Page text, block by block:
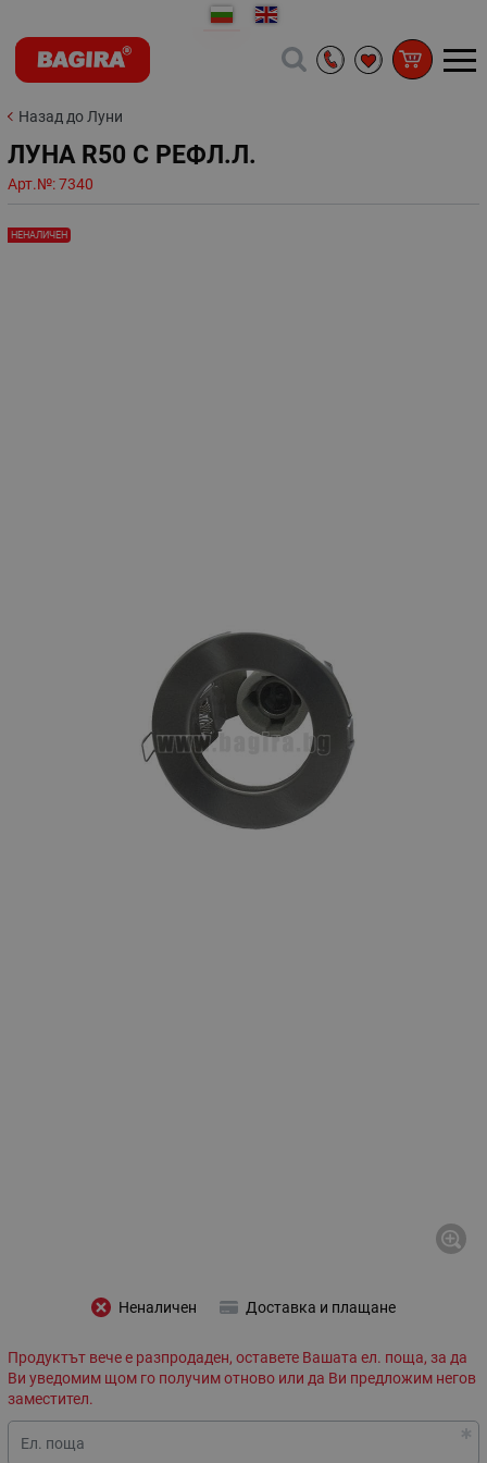
Назад до Луни
ЛУНА R50 С РЕФЛ.Л.
Арт.№:7340
НЕНАЛИЧЕН
Неналичен Доставка и плащане
Продуктът вече е разпродаден, оставете Вашата ел. поща, за да
Ви уведомим щом го получим отново или да Ви предложим негов
заместител.
Ел. поща